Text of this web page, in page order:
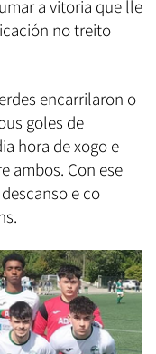
a vitoria que lle
no treito
encarrilaron o
goles de
hora de xogo e
ambos. Con ese
e co